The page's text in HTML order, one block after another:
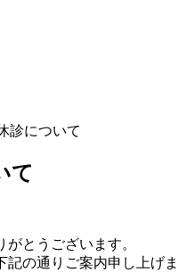
診について
て
とうございます。
の通りご案内申し上げま